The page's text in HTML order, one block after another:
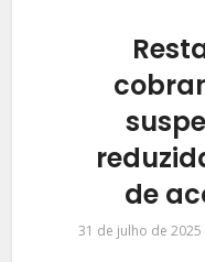
de
31 de julho de 2025